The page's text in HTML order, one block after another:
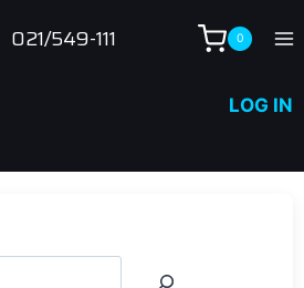
021/549-111 0
LOG IN